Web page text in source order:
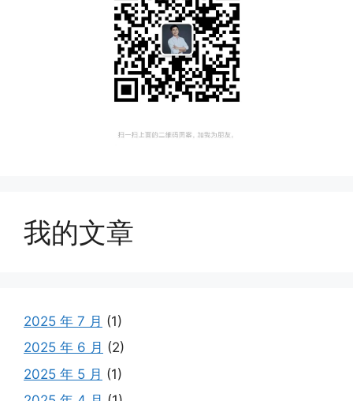
我的文章
2025 年 7 月 (1)
2025 年 6 月 (2)
2025 年 5 月 (1)